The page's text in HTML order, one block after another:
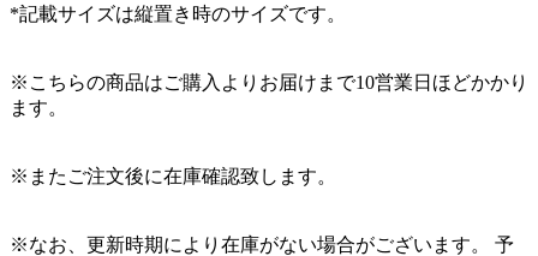
*記載サイズは縦置き時のサイズです。
※こちらの商品はご購入よりお届けまで10営業日ほどかかり
ます。
※またご注文後に在庫確認致します。
※なお、更新時期により在庫がない場合がございます。 予